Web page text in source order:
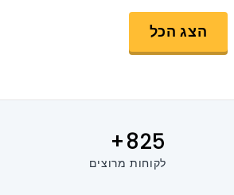
הצג הכל
825+
לקוחות מרוצים